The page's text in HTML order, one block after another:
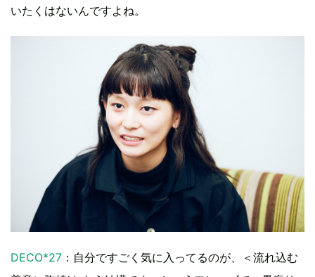
いたくはないんですよね。
DECO*27 ：自分ですごく気に入ってるのが、＜流れ込む